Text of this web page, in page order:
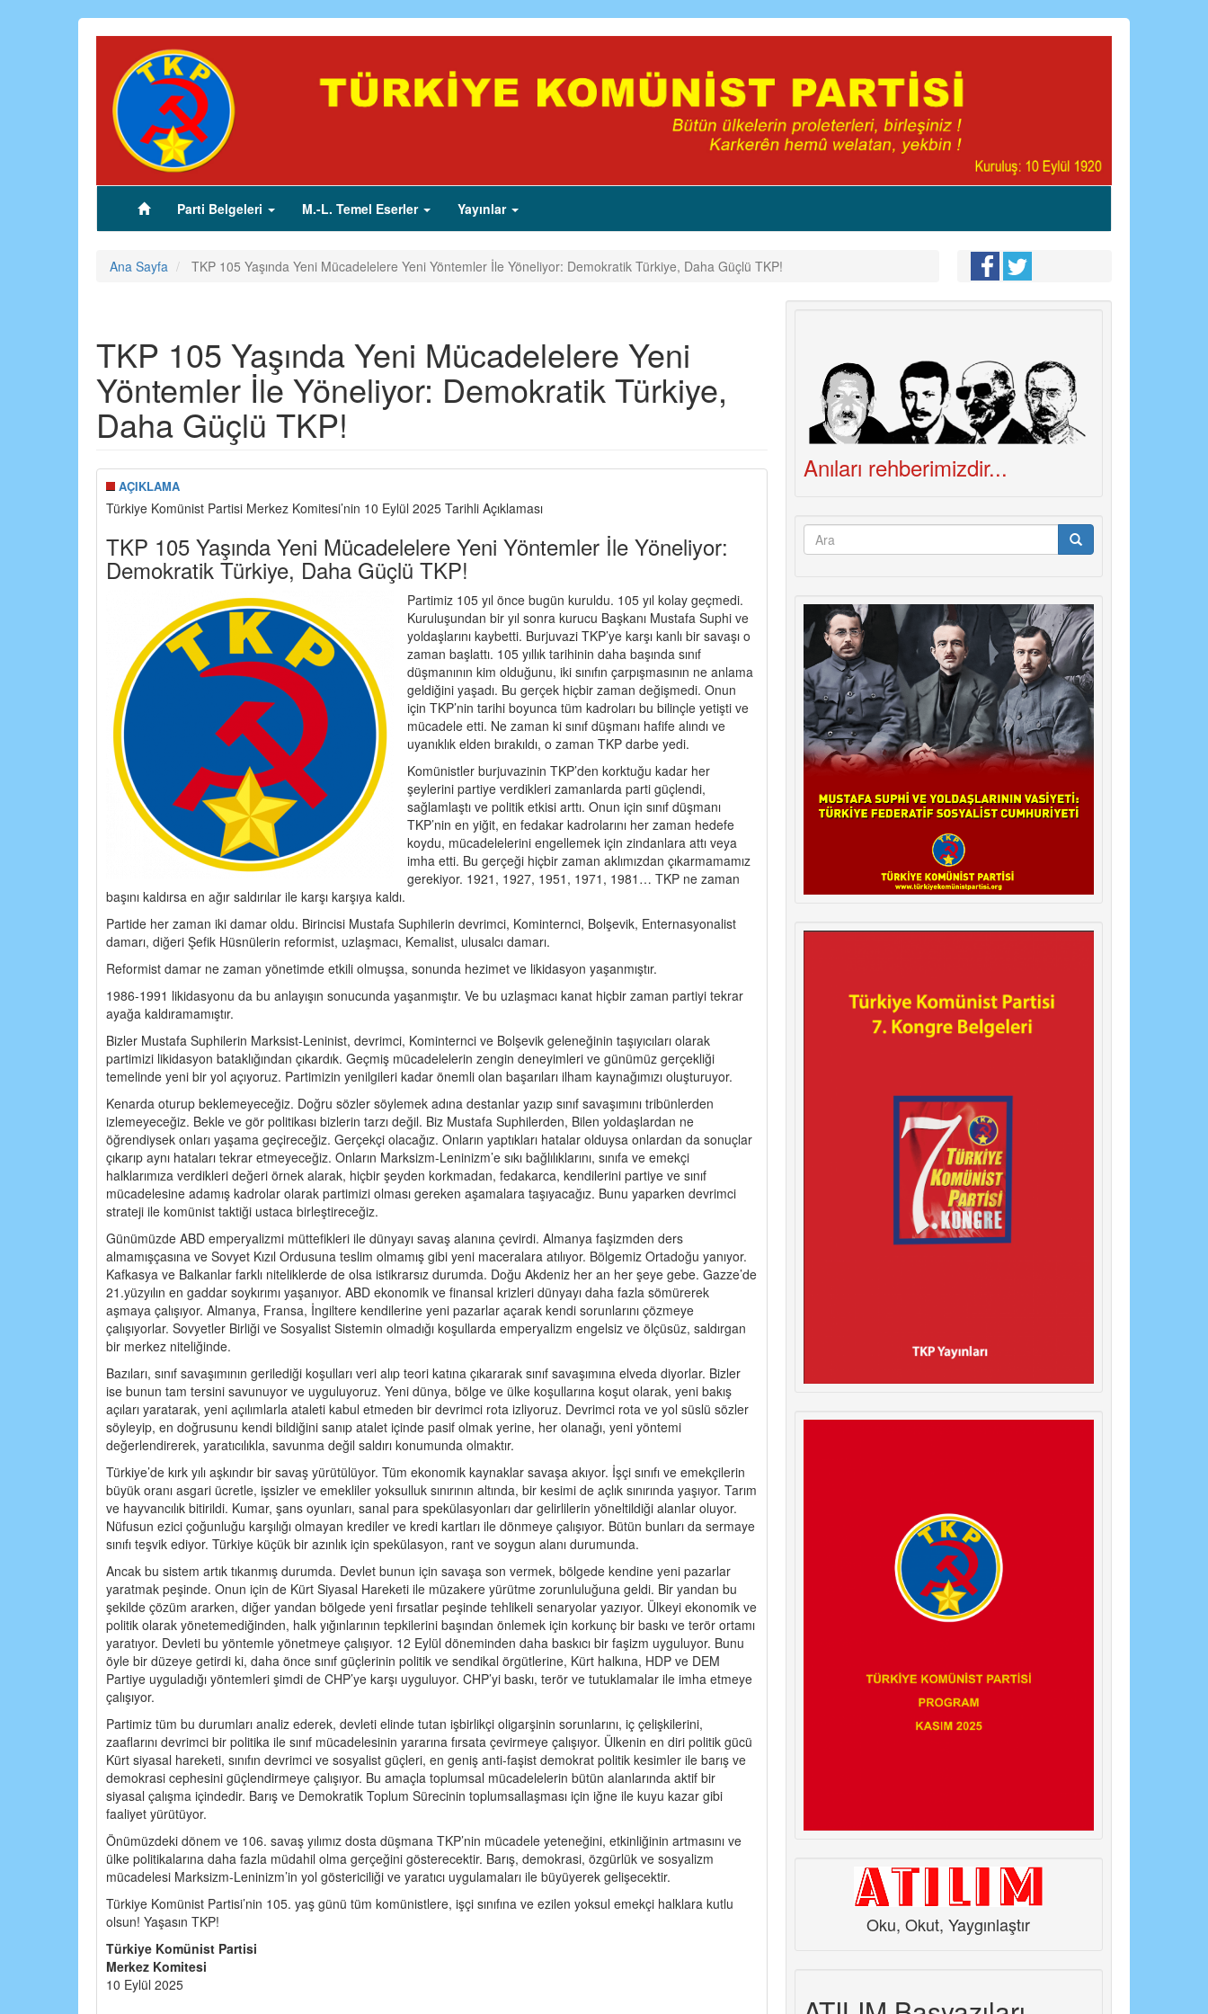
(current)Parti Belgeleri M.-L. Temel Eserler Yayınlar
Ana Sayfa TKP 105 Yaşında Yeni Mücadelelere Yeni Yöntemler İle Yöneliyor: Demokratik Türkiye, Daha Güçlü TKP!
TKP 105 Yaşında Yeni Mücadelelere Yeni
Yöntemler İle Yöneliyor: Demokratik Türkiye,
Daha Güçlü TKP!
AÇIKLAMA
Türkiye Komünist Partisi Merkez Komitesi’nin 10 Eylül 2025 Tarihli Açıklaması
TKP 105 Yaşında Yeni Mücadelelere Yeni Yöntemler İle Yöneliyor:
Demokratik Türkiye, Daha Güçlü TKP!
Partimiz 105 yıl önce bugün kuruldu. 105 yıl kolay geçmedi.
Kuruluşundan bir yıl sonra kurucu Başkanı Mustafa Suphi ve
yoldaşlarını kaybetti. Burjuvazi TKP’ye karşı kanlı bir savaşı o
zaman başlattı. 105 yıllık tarihinin daha başında sınıf
düşmanının kim olduğunu, iki sınıfın çarpışmasının ne anlama
geldiğini yaşadı. Bu gerçek hiçbir zaman değişmedi. Onun
için TKP’nin tarihi boyunca tüm kadroları bu bilinçle yetişti ve
mücadele etti. Ne zaman ki sınıf düşmanı hafife alındı ve
uyanıklık elden bırakıldı, o zaman TKP darbe yedi.
Komünistler burjuvazinin TKP’den korktuğu kadar her
şeylerini partiye verdikleri zamanlarda parti güçlendi,
sağlamlaştı ve politik etkisi arttı. Onun için sınıf düşmanı
TKP’nin en yiğit, en fedakar kadrolarını her zaman hedefe
koydu, mücadelelerini engellemek için zindanlara attı veya
imha etti. Bu gerçeği hiçbir zaman aklımızdan çıkarmamamız
gerekiyor. 1921, 1927, 1951, 1971, 1981… TKP ne zaman
başını kaldırsa en ağır saldırılar ile karşı karşıya kaldı.
Partide her zaman iki damar oldu. Birincisi Mustafa Suphilerin devrimci, Kominternci, Bolşevik, Enternasyonalist
damarı, diğeri Şefik Hüsnülerin reformist, uzlaşmacı, Kemalist, ulusalcı damarı.
Reformist damar ne zaman yönetimde etkili olmuşsa, sonunda hezimet ve likidasyon yaşanmıştır.
1986-1991 likidasyonu da bu anlayışın sonucunda yaşanmıştır. Ve bu uzlaşmacı kanat hiçbir zaman partiyi tekrar
ayağa kaldıramamıştır.
Bizler Mustafa Suphilerin Marksist-Leninist, devrimci, Kominternci ve Bolşevik geleneğinin taşıyıcıları olarak
partimizi likidasyon bataklığından çıkardık. Geçmiş mücadelelerin zengin deneyimleri ve günümüz gerçekliği
temelinde yeni bir yol açıyoruz. Partimizin yenilgileri kadar önemli olan başarıları ilham kaynağımızı oluşturuyor.
Kenarda oturup beklemeyeceğiz. Doğru sözler söylemek adına destanlar yazıp sınıf savaşımını tribünlerden
izlemeyeceğiz. Bekle ve gör politikası bizlerin tarzı değil. Biz Mustafa Suphilerden, Bilen yoldaşlardan ne
öğrendiysek onları yaşama geçireceğiz. Gerçekçi olacağız. Onların yaptıkları hatalar olduysa onlardan da sonuçlar
çıkarıp aynı hataları tekrar etmeyeceğiz. Onların Marksizm-Leninizm’e sıkı bağlılıklarını, sınıfa ve emekçi
halklarımıza verdikleri değeri örnek alarak, hiçbir şeyden korkmadan, fedakarca, kendilerini partiye ve sınıf
mücadelesine adamış kadrolar olarak partimizi olması gereken aşamalara taşıyacağız. Bunu yaparken devrimci
strateji ile komünist taktiği ustaca birleştireceğiz.
Günümüzde ABD emperyalizmi müttefikleri ile dünyayı savaş alanına çevirdi. Almanya faşizmden ders
almamışçasına ve Sovyet Kızıl Ordusuna teslim olmamış gibi yeni maceralara atılıyor. Bölgemiz Ortadoğu yanıyor.
Kafkasya ve Balkanlar farklı niteliklerde de olsa istikrarsız durumda. Doğu Akdeniz her an her şeye gebe. Gazze’de
21.yüzyılın en gaddar soykırımı yaşanıyor. ABD ekonomik ve finansal krizleri dünyayı daha fazla sömürerek
aşmaya çalışıyor. Almanya, Fransa, İngiltere kendilerine yeni pazarlar açarak kendi sorunlarını çözmeye
çalışıyorlar. Sovyetler Birliği ve Sosyalist Sistemin olmadığı koşullarda emperyalizm engelsiz ve ölçüsüz, saldırgan
bir merkez niteliğinde.
Bazıları, sınıf savaşımının gerilediği koşulları veri alıp teori katına çıkararak sınıf savaşımına elveda diyorlar. Bizler
ise bunun tam tersini savunuyor ve uyguluyoruz. Yeni dünya, bölge ve ülke koşullarına koşut olarak, yeni bakış
açıları yaratarak, yeni açılımlarla ataleti kabul etmeden bir devrimci rota izliyoruz. Devrimci rota ve yol süslü sözler
söyleyip, en doğrusunu kendi bildiğini sanıp atalet içinde pasif olmak yerine, her olanağı, yeni yöntemi
değerlendirerek, yaratıcılıkla, savunma değil saldırı konumunda olmaktır.
Türkiye’de kırk yılı aşkındır bir savaş yürütülüyor. Tüm ekonomik kaynaklar savaşa akıyor. İşçi sınıfı ve emekçilerin
büyük oranı asgari ücretle, işsizler ve emekliler yoksulluk sınırının altında, bir kesimi de açlık sınırında yaşıyor. Tarım
ve hayvancılık bitirildi. Kumar, şans oyunları, sanal para spekülasyonları dar gelirlilerin yöneltildiği alanlar oluyor.
Nüfusun ezici çoğunluğu karşılığı olmayan krediler ve kredi kartları ile dönmeye çalışıyor. Bütün bunları da sermaye
sınıfı teşvik ediyor. Türkiye küçük bir azınlık için spekülasyon, rant ve soygun alanı durumunda.
Ancak bu sistem artık tıkanmış durumda. Devlet bunun için savaşa son vermek, bölgede kendine yeni pazarlar
yaratmak peşinde. Onun için de Kürt Siyasal Hareketi ile müzakere yürütme zorunluluğuna geldi. Bir yandan bu
şekilde çözüm ararken, diğer yandan bölgede yeni fırsatlar peşinde tehlikeli senaryolar yazıyor. Ülkeyi ekonomik ve
politik olarak yönetemediğinden, halk yığınlarının tepkilerini başından önlemek için korkunç bir baskı ve terör ortamı
yaratıyor. Devleti bu yöntemle yönetmeye çalışıyor. 12 Eylül döneminden daha baskıcı bir faşizm uyguluyor. Bunu
öyle bir düzeye getirdi ki, daha önce sınıf güçlerinin politik ve sendikal örgütlerine, Kürt halkına, HDP ve DEM
Partiye uyguladığı yöntemleri şimdi de CHP’ye karşı uyguluyor. CHP’yi baskı, terör ve tutuklamalar ile imha etmeye
çalışıyor.
Partimiz tüm bu durumları analiz ederek, devleti elinde tutan işbirlikçi oligarşinin sorunlarını, iç çelişkilerini,
zaaflarını devrimci bir politika ile sınıf mücadelesinin yararına fırsata çevirmeye çalışıyor. Ülkenin en diri politik gücü
Kürt siyasal hareketi, sınıfın devrimci ve sosyalist güçleri, en geniş anti-faşist demokrat politik kesimler ile barış ve
demokrasi cephesini güçlendirmeye çalışıyor. Bu amaçla toplumsal mücadelelerin bütün alanlarında aktif bir
siyasal çalışma içindedir. Barış ve Demokratik Toplum Sürecinin toplumsallaşması için iğne ile kuyu kazar gibi
faaliyet yürütüyor.
Önümüzdeki dönem ve 106. savaş yılımız dosta düşmana TKP’nin mücadele yeteneğini, etkinliğinin artmasını ve
ülke politikalarına daha fazla müdahil olma gerçeğini gösterecektir. Barış, demokrasi, özgürlük ve sosyalizm
mücadelesi Marksizm-Leninizm’in yol göstericiliği ve yaratıcı uygulamaları ile büyüyerek gelişecektir.
Türkiye Komünist Partisi’nin 105. yaş günü tüm komünistlere, işçi sınıfına ve ezilen yoksul emekçi halklara kutlu
olsun! Yaşasın TKP!
Türkiye Komünist Partisi
Merkez Komitesi
10 Eylül 2025
Anıları rehberimizdir...
Arama
Oku, Okut, Yaygınlaştır